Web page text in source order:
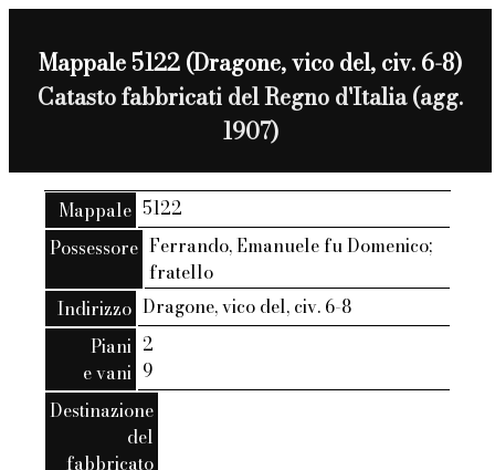
Mappale 5122 (Dragone, vico del, civ. 6-8)
Catasto fabbricati del Regno d'Italia (agg.
1907)
Mappale 5122
Possessore Ferrando, Emanuele fu Domenico;
fratello
Indirizzo Dragone, vico del, civ. 6-8
Piani
e vani
2
9
Destinazione
del
fabbricato